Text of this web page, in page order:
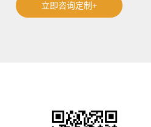
立即咨询定制+